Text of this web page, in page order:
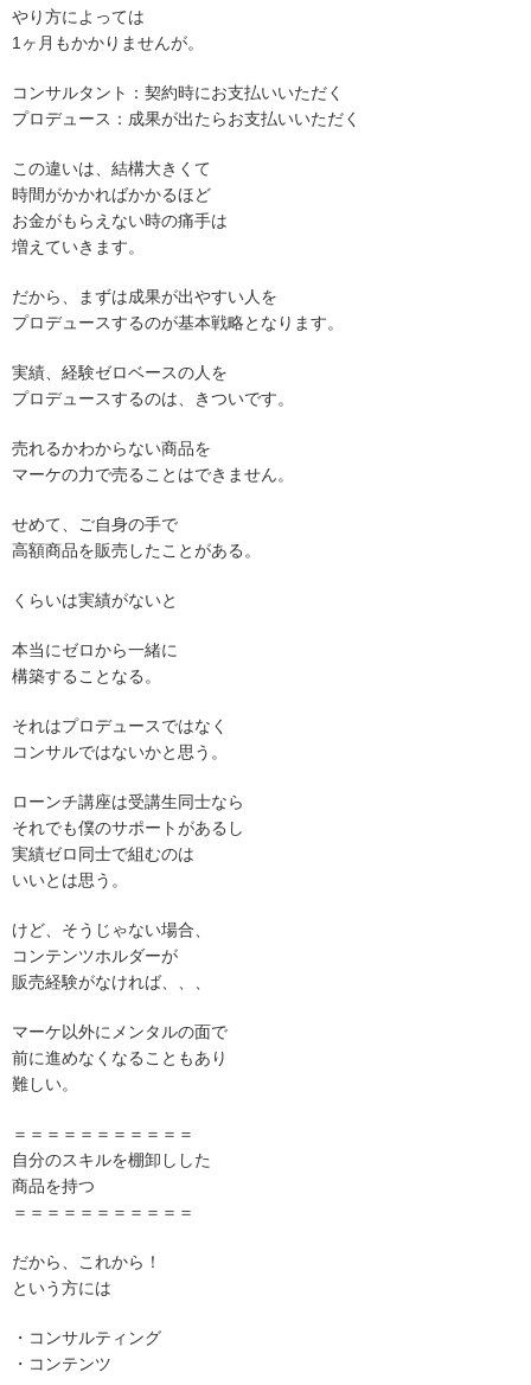
やり方によっては
1ヶ月もかかりませんが。
コンサルタント：契約時にお支払いいただく
プロデュース：成果が出たらお支払いいただく
この違いは、結構大きくて
時間がかかればかかるほど
お金がもらえない時の痛手は
増えていきます。
だから、まずは成果が出やすい人を
プロデュースするのが基本戦略となります。
実績、経験ゼロベースの人を
プロデュースするのは、きついです。
売れるかわからない商品を
マーケの力で売ることはできません。
せめて、ご自身の手で
高額商品を販売したことがある。
くらいは実績がないと
本当にゼロから一緒に
構築することなる。
それはプロデュースではなく
コンサルではないかと思う。
ローンチ講座は受講生同士なら
それでも僕のサポートがあるし
実績ゼロ同士で組むのは
いいとは思う。
けど、そうじゃない場合、
コンテンツホルダーが
販売経験がなければ、、、
マーケ以外にメンタルの面で
前に進めなくなることもあり
難しい。
＝＝＝＝＝＝＝＝＝＝＝
自分のスキルを棚卸しした
商品を持つ
＝＝＝＝＝＝＝＝＝＝＝
だから、これから！
という方には
・コンサルティング
・コンテンツ